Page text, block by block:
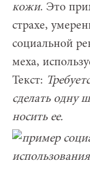
кожи. Это
страхе,
социальной
меха,
Текст:
сделать одну
носить ее.